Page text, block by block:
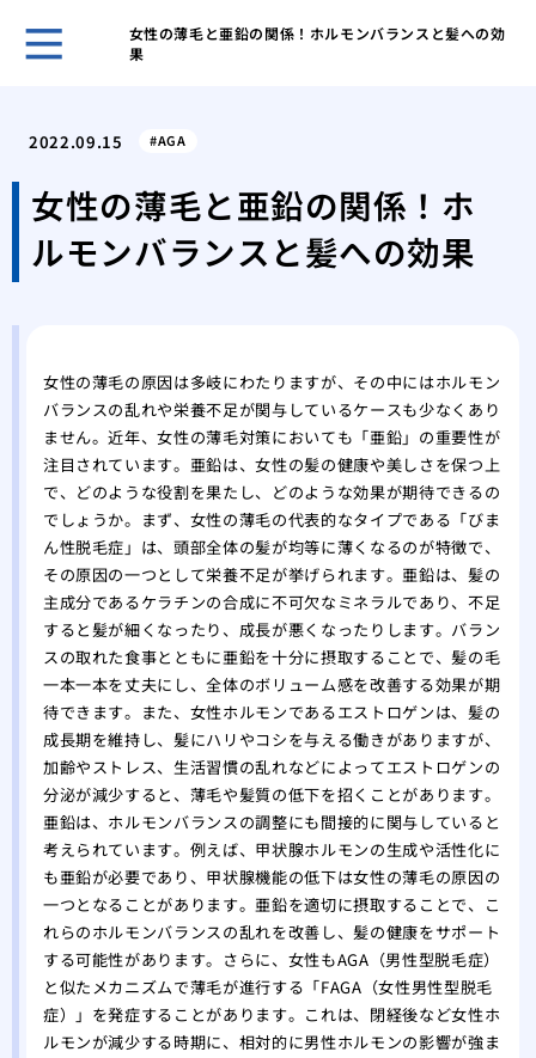
女性の薄毛と亜鉛の関係！ホルモンバランスと髪への効
果
肌
ケ
脱
薄
効で
薄
を
自
れ！
薄
院
夏
する
有
あ
の
大阪
リ
版
専
2022.09.15 AGA
女性の薄毛と亜鉛の関係！ホ
ルモンバランスと髪への効果
女性の薄毛の原因は多岐にわたりますが、その中にはホルモン
バランスの乱れや栄養不足が関与しているケースも少なくあり
ません。近年、女性の薄毛対策においても「亜鉛」の重要性が
注目されています。亜鉛は、女性の髪の健康や美しさを保つ上
で、どのような役割を果たし、どのような効果が期待できるの
でしょうか。まず、女性の薄毛の代表的なタイプである「びま
ん性脱毛症」は、頭部全体の髪が均等に薄くなるのが特徴で、
その原因の一つとして栄養不足が挙げられます。亜鉛は、髪の
主成分であるケラチンの合成に不可欠なミネラルであり、不足
すると髪が細くなったり、成長が悪くなったりします。バラン
スの取れた食事とともに亜鉛を十分に摂取することで、髪の毛
一本一本を丈夫にし、全体のボリューム感を改善する効果が期
待できます。また、女性ホルモンであるエストロゲンは、髪の
成長期を維持し、髪にハリやコシを与える働きがありますが、
加齢やストレス、生活習慣の乱れなどによってエストロゲンの
分泌が減少すると、薄毛や髪質の低下を招くことがあります。
亜鉛は、ホルモンバランスの調整にも間接的に関与していると
考えられています。例えば、甲状腺ホルモンの生成や活性化に
も亜鉛が必要であり、甲状腺機能の低下は女性の薄毛の原因の
一つとなることがあります。亜鉛を適切に摂取することで、こ
れらのホルモンバランスの乱れを改善し、髪の健康をサポート
する可能性があります。さらに、女性もAGA（男性型脱毛症）
と似たメカニズムで薄毛が進行する「FAGA（女性男性型脱毛
症）」を発症することがあります。これは、閉経後など女性ホ
ルモンが減少する時期に、相対的に男性ホルモンの影響が強ま